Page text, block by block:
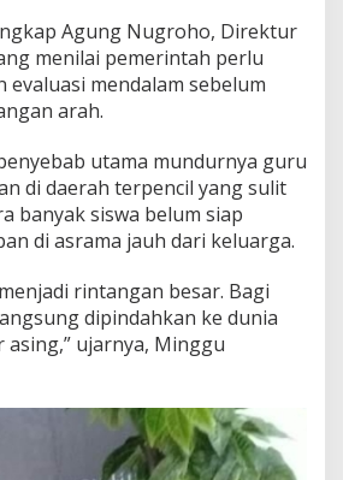
a
k
y
a
t
P
e
e
r
n
t
a
h
Agung Nugroho, Direktur
menilai pemerintah perlu
evaluasi mendalam sebelum
arah.
utama mundurnya guru
di daerah terpencil yang sulit
banyak siswa belum siap
di asrama jauh dari keluarga.
rintangan besar. Bagi
dipindahkan ke dunia
ujarnya, Minggu